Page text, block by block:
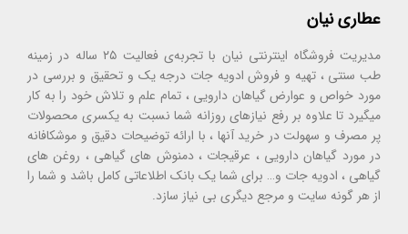
عطاری نیان
مدیریت فروشگاه اینترنتی نیان با تجربه‌ی فعالیت ۲۵ ساله در زمینه
طب سنتی ، تهیه و فروش ادویه جات درجه یک و تحقیق و بررسی در
مورد خواص و عوارض گیاهان دارویی ، تمام علم و تلاش خود را به کار
میگیرد تا علاوه بر رفع نیازهای روزانه شما نسبت به یکسری محصولات
پر مصرف و سهولت در خرید آنها ، با ارائه توضیحات دقیق و موشکافانه
در مورد گیاهان دارویی ، عرقیجات ، دمنوش های گیاهی ، روغن های
گیاهی ، ادویه جات و… برای شما یک بانک اطلاعاتی کامل باشد و شما را
از هر گونه سایت و مرجع دیگری بی نیاز سازد.